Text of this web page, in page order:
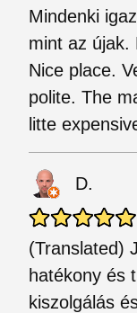
Mindenki
mint az újak.
Nice place.
polite. The
litte
D.
(Translated)
hatékony és
kiszolgálás